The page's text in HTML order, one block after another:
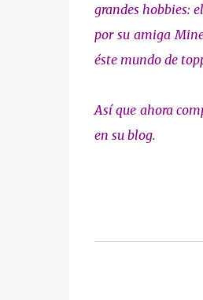
grandes hobbies:
por su amiga
éste mundo de
Así que ahora
en su blog.